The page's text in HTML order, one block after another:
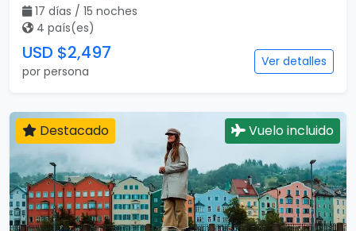
17 días / 15 noches
4 país(es)
USD $2,497
por persona
Ver detalles
Destacado Vuelo incluido